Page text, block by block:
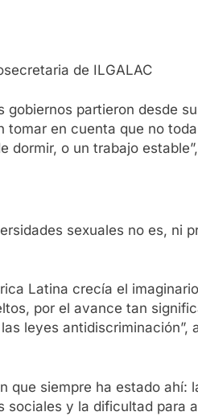
de ILGALAC
gobiernos partieron desde
tomar en cuenta que no
o un trabajo
sexuales no es, ni
Latina crecía el
por el avance tan
leyes antidiscriminación”,
que siempre ha estado ahí:
sociales y la dificultad para